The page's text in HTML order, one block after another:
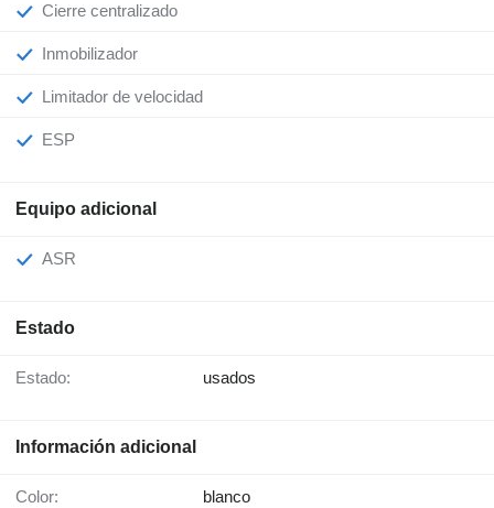
Cierre centralizado
Inmobilizador
Limitador de velocidad
ESP
Equipo adicional
ASR
Estado
Estado: usados
Información adicional
Color: blanco